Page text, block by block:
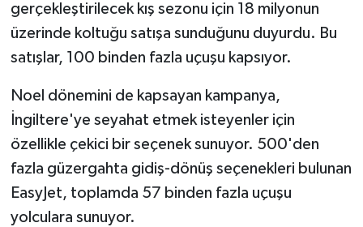
gerçekleştirilecek kış sezonu için 18 milyonun
üzerinde koltuğu satışa sunduğunu duyurdu. Bu
satışlar, 100 binden fazla uçuşu kapsıyor.
Noel dönemini de kapsayan kampanya,
İngiltere'ye seyahat etmek isteyenler için
özellikle çekici bir seçenek sunuyor. 500'den
fazla güzergahta gidiş-dönüş seçenekleri bulunan
EasyJet, toplamda 57 binden fazla uçuşu
yolculara sunuyor.